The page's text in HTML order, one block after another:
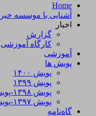
Home
آشنایی با موسسه
اخبار
گزارش
کارگاه آموزشی
آموزشی
پویش ها
پویش ۱۴۰۰
پویش ۱۳۹۹
پویش ۱۳۹۸-پویش ملی
پویش ۱۳۹۷-پویش ملی
گاه‌نامه